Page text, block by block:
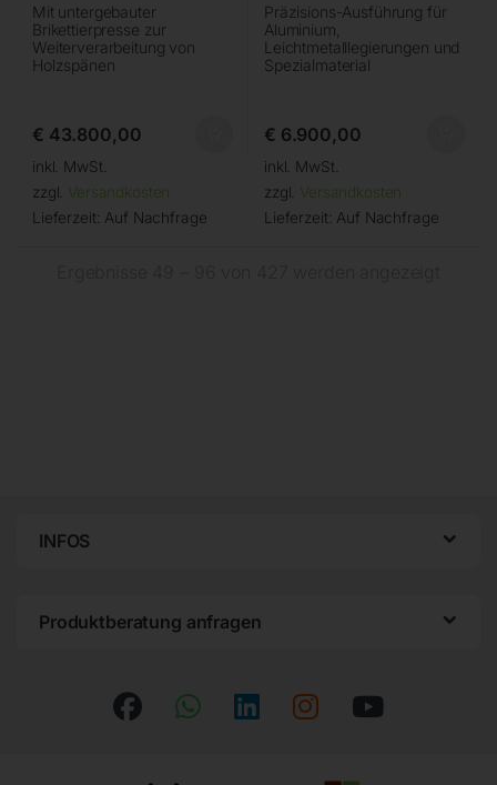
Mit untergebauter
Brikettierpresse zur
Weiterverarbeitung von
Holzspänen
€ 43.800,00
inkl. MwSt.
zzgl. Versandkosten
Lieferzeit: Auf Nachfrage
Präzisions-Ausführung für
Aluminium,
Leichtmetalllegierungen und
Spezialmaterial
€ 6.900,00
inkl. MwSt.
zzgl. Versandkosten
Lieferzeit: Auf Nachfrage
INFOS
Produktberatung anfragen